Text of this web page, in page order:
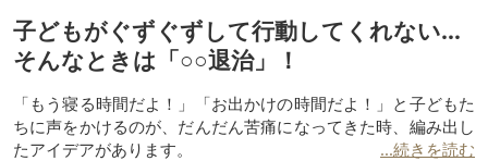
子どもがぐずぐずして行動してくれない…
そんなときは「○○退治」！
「もう寝る時間だよ！」「お出かけの時間だよ！」と子どもた
ちに声をかけるのが、だんだん苦痛になってきた時、編み出し
たアイデアがあります。
...続きを読む